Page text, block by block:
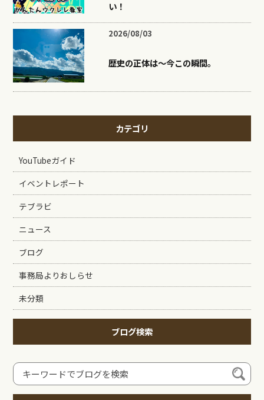
い！
2026/08/03
歴史の正体は〜今この瞬間。
カテゴリ
YouTubeガイド
イベントレポート
テブラビ
ニュース
ブログ
事務局よりおしらせ
未分類
ブログ検索